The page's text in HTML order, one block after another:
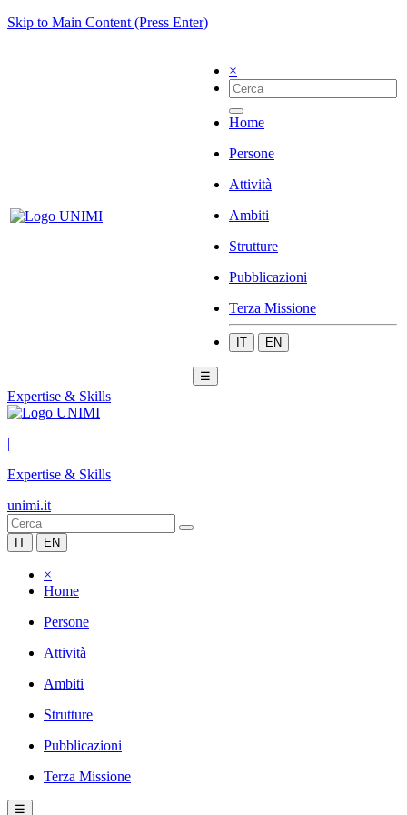
Skip to Main Content (Press Enter)
×
Home
Persone
Attività
Ambiti
Strutture
Pubblicazioni
Terza Missione
IT EN
☰
Expertise & Skills
|
Expertise & Skills
unimi.it
IT EN
×
Home
Persone
Attività
Ambiti
Strutture
Pubblicazioni
Terza Missione
☰